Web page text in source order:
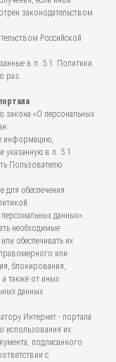
законодательством
Российской
в п. 5.1. Политики
раз.
закона «О персональных
информацию,
указанную в п. 5.1.
Пользователю
обеспечения
данных».
необходимые
обеспечивать их
или
блокирования,
также от иных
данных.
Интернет - портала
использования их
подписанного
с